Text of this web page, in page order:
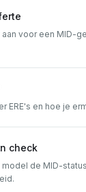
voor een MID-
ERE's en hoe je
check
de MID-